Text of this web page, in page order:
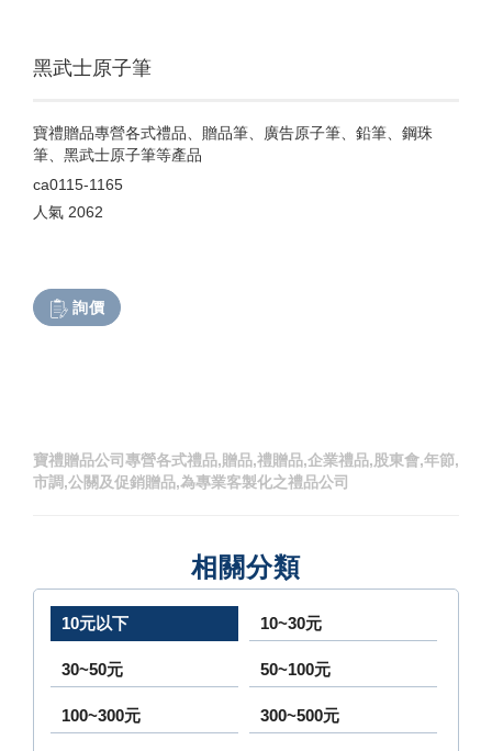
黑武士原子筆
寶禮贈品專營各式禮品、贈品筆、廣告原子筆、鉛筆、鋼珠
筆、黑武士原子筆等產品
ca0115-1165
人氣 2062
詢價
寶禮贈品公司專營各式禮品,贈品,禮贈品,企業禮品,股東會,年節,
市調,公關及促銷贈品,為專業客製化之禮品公司
相關分類
10元以下 10~30元
30~50元 50~100元
100~300元 300~500元